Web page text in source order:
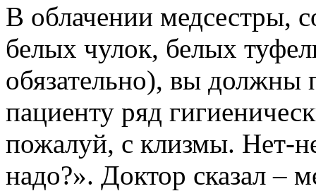
В облачении медсестры,
белых чулок, белых
обязательно), вы
пациенту ряд
пожалуй, с клизмы. Нет-
надо?». Доктор сказал –